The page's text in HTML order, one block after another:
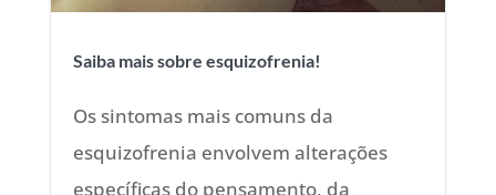
Saiba mais sobre esquizofrenia!
Os sintomas mais comuns da
esquizofrenia envolvem alterações
específicas do pensamento, da